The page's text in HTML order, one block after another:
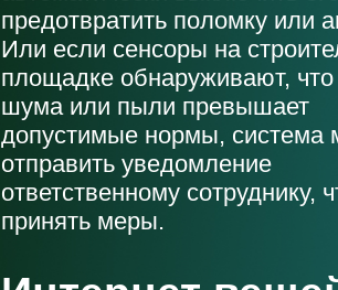
предотвратить поломку или
Или если сенсоры на
площадке обнаруживают, что
шума или пыли превышает
допустимые нормы, система
отправить уведомление
ответственному сотруднику,
принять меры.